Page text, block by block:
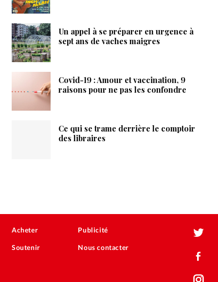
Un appel à se préparer en urgence à
sept ans de vaches maigres
Covid-19 : Amour et vaccination, 9
raisons pour ne pas les confondre
Ce qui se trame derrière le comptoir
des libraires
Acheter
Soutenir
Publicité
Nous contacter